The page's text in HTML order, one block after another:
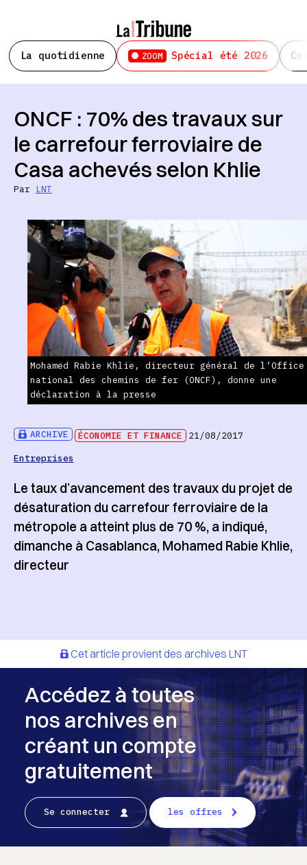
La quotidienne ZOOM Spécial été 2026
ARCHIVE ÉCONOMIE ET FINANCE
21/08/2017
Entreprises
ONCF : 70% des travaux sur
le carrefour ferroviaire de
Casa achevés selon Khlie
Par LNT
Mohamed Rabie Khlie, directeur général de l’Office
national des chemins de fer (ONCF), donne une
déclaration à la presse
Le taux d’avancement des travaux du projet de
désaturation du carrefour ferroviaire de la
métropole a atteint plus de 70 %, a indiqué,
dimanche à Casablanca, Mohamed Rabie Khlie,
directeur
Cet article provient des archives LNT
Accédez à toutes
nos archives en
créant un compte
gratuitement
Se connecter les offres